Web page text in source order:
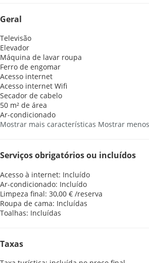
Geral
Televisão
Elevador
Máquina de lavar roupa
Ferro de engomar
Acesso internet
Acesso internet Wifi
Secador de cabelo
50 m² de área
Ar-condicionado
Mostrar mais características Mostrar
Serviços obrigatórios ou incluídos
Acesso à internet: Incluído
Ar-condicionado: Incluído
Limpeza final: 30,00 € /reserva
Roupa de cama: Incluídas
Toalhas: Incluídas
Taxas